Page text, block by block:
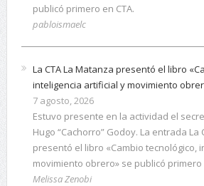
publicó primero en CTA.
pabloismaelc
La CTA La Matanza presentó el libro
inteligencia artificial y movimiento
7 agosto, 2026
Estuvo presente en la actividad el
Hugo “Cachorro” Godoy. La entrada La
presentó el libro «Cambio tecnológico,
movimiento obrero» se publicó primero
Melissa Zenobi